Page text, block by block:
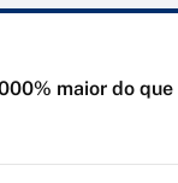
maior do que